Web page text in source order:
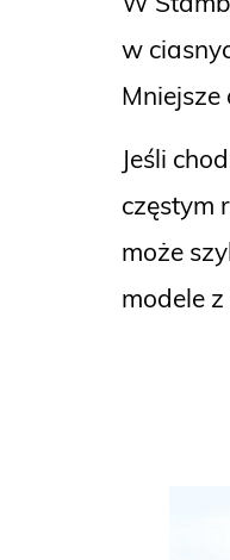
w
Jeśli
częstym
może
modele